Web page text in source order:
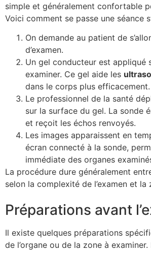
simple et généralement confortable
Voici comment se passe une séance
On demande au patient de
d’examen.
Un gel conducteur est appliqué
examiner. Ce gel aide les
dans le corps plus efficacement.
Le professionnel de la santé
sur la surface du gel. La sonde
et reçoit les échos renvoyés.
Les images apparaissent en
écran connecté à la sonde,
immédiate des organes
La procédure dure généralement
selon la complexité de l’examen et la
Préparations avant
Il existe quelques préparations
de l’organe ou de la zone à